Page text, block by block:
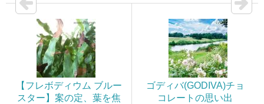
【フレボディウム ブルー
スター】案の定、葉を焦
ゴディバ(GODIVA)チョ
コレートの思い出